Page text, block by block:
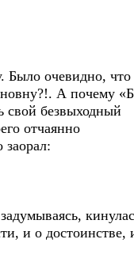
Было очевидно, что
А почему
свой безвыходный
отчаянно
и о достоинстве,